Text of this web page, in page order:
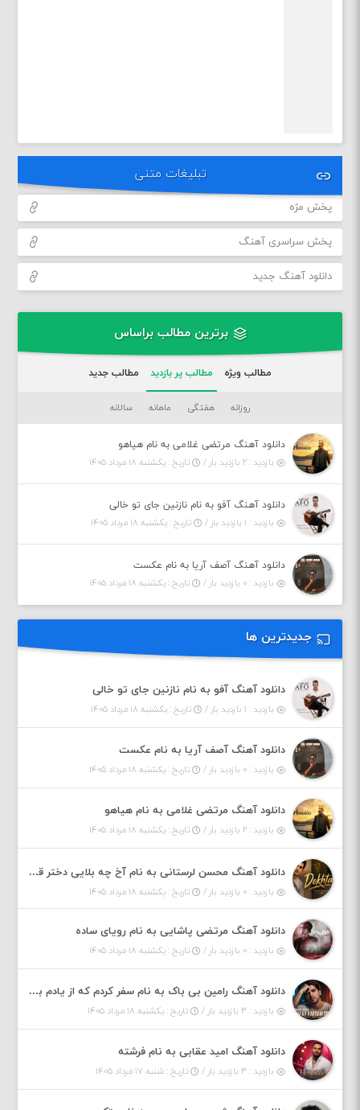
تبلیغات متنی
پخش مژه
پخش سراسری آهنگ
دانلود آهنگ جدید
برترین مطالب براساس
مطالب ویژه مطالب پر بازدید مطالب جدید
روزانه هفتگی ماهانه سالانه
دانلود آهنگ مرتضی غلامی به نام هیاهو
بازدید : ۲ بازدید بار /
تاریخ : یکشنبه ۱۸ مرداد ۱۴۰۵
دانلود آهنگ آفو به نام نازنین جای تو خالی
بازدید : ۱ بازدید بار /
تاریخ : یکشنبه ۱۸ مرداد ۱۴۰۵
دانلود آهنگ آصف آریا به نام عکست
بازدید : ۰ بازدید بار /
تاریخ : یکشنبه ۱۸ مرداد ۱۴۰۵
جدیدترین ها
دانلود آهنگ آفو به نام نازنین جای تو خالی
بازدید : ۱ بازدید بار / تاریخ : یکشنبه ۱۸ مرداد ۱۴۰۵
دانلود آهنگ آصف آریا به نام عکست
بازدید : ۰ بازدید بار / تاریخ : یکشنبه ۱۸ مرداد ۱۴۰۵
دانلود آهنگ مرتضی غلامی به نام هیاهو
بازدید : ۲ بازدید بار / تاریخ : یکشنبه ۱۸ مرداد ۱۴۰۵
دانلود آهنگ محسن لرستانی به نام آخ چه بلایی دختر قشنگ و ماهی دختر (هوش مصنوعی)
بازدید : ۰ بازدید بار / تاریخ : یکشنبه ۱۸ مرداد ۱۴۰۵
دانلود آهنگ مرتضی پاشایی به نام رویای ساده
بازدید : ۰ بازدید بار / تاریخ : یکشنبه ۱۸ مرداد ۱۴۰۵
دانلود آهنگ رامین بی باک به نام سفر کردم که از یادم بری دیدم نمیشه
بازدید : ۳ بازدید بار / تاریخ : یکشنبه ۱۸ مرداد ۱۴۰۵
دانلود آهنگ امید عقابی به نام فرشته
بازدید : ۳ بازدید بار / تاریخ : شنبه ۱۷ مرداد ۱۴۰۵